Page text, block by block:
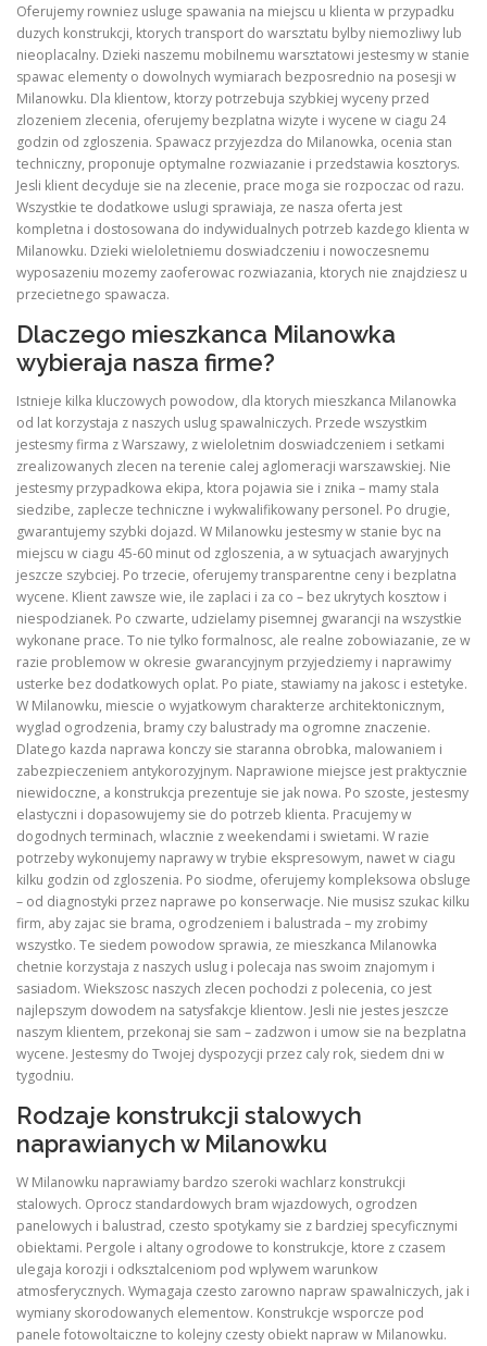
Oferujemy rowniez usluge spawania na miejscu u klienta w przypadku
duzych konstrukcji, ktorych transport do warsztatu bylby niemozliwy lub
nieoplacalny. Dzieki naszemu mobilnemu warsztatowi jestesmy w stanie
spawac elementy o dowolnych wymiarach bezposrednio na posesji w
Milanowku. Dla klientow, ktorzy potrzebuja szybkiej wyceny przed
zlozeniem zlecenia, oferujemy bezplatna wizyte i wycene w ciagu 24
godzin od zgloszenia. Spawacz przyjezdza do Milanowka, ocenia stan
techniczny, proponuje optymalne rozwiazanie i przedstawia kosztorys.
Jesli klient decyduje sie na zlecenie, prace moga sie rozpoczac od razu.
Wszystkie te dodatkowe uslugi sprawiaja, ze nasza oferta jest
kompletna i dostosowana do indywidualnych potrzeb kazdego klienta w
Milanowku. Dzieki wieloletniemu doswiadczeniu i nowoczesnemu
wyposazeniu mozemy zaoferowac rozwiazania, ktorych nie znajdziesz u
przecietnego spawacza.
Dlaczego mieszkanca Milanowka
wybieraja nasza firme?
Istnieje kilka kluczowych powodow, dla ktorych mieszkanca Milanowka
od lat korzystaja z naszych uslug spawalniczych. Przede wszystkim
jestesmy firma z Warszawy, z wieloletnim doswiadczeniem i setkami
zrealizowanych zlecen na terenie calej aglomeracji warszawskiej. Nie
jestesmy przypadkowa ekipa, ktora pojawia sie i znika – mamy stala
siedzibe, zaplecze techniczne i wykwalifikowany personel. Po drugie,
gwarantujemy szybki dojazd. W Milanowku jestesmy w stanie byc na
miejscu w ciagu 45-60 minut od zgloszenia, a w sytuacjach awaryjnych
jeszcze szybciej. Po trzecie, oferujemy transparentne ceny i bezplatna
wycene. Klient zawsze wie, ile zaplaci i za co – bez ukrytych kosztow i
niespodzianek. Po czwarte, udzielamy pisemnej gwarancji na wszystkie
wykonane prace. To nie tylko formalnosc, ale realne zobowiazanie, ze w
razie problemow w okresie gwarancyjnym przyjedziemy i naprawimy
usterke bez dodatkowych oplat. Po piate, stawiamy na jakosc i estetyke.
W Milanowku, miescie o wyjatkowym charakterze architektonicznym,
wyglad ogrodzenia, bramy czy balustrady ma ogromne znaczenie.
Dlatego kazda naprawa konczy sie staranna obrobka, malowaniem i
zabezpieczeniem antykorozyjnym. Naprawione miejsce jest praktycznie
niewidoczne, a konstrukcja prezentuje sie jak nowa. Po szoste, jestesmy
elastyczni i dopasowujemy sie do potrzeb klienta. Pracujemy w
dogodnych terminach, wlacznie z weekendami i swietami. W razie
potrzeby wykonujemy naprawy w trybie ekspresowym, nawet w ciagu
kilku godzin od zgloszenia. Po siodme, oferujemy kompleksowa obsluge
– od diagnostyki przez naprawe po konserwacje. Nie musisz szukac kilku
firm, aby zajac sie brama, ogrodzeniem i balustrada – my zrobimy
wszystko. Te siedem powodow sprawia, ze mieszkanca Milanowka
chetnie korzystaja z naszych uslug i polecaja nas swoim znajomym i
sasiadom. Wiekszosc naszych zlecen pochodzi z polecenia, co jest
najlepszym dowodem na satysfakcje klientow. Jesli nie jestes jeszcze
naszym klientem, przekonaj sie sam – zadzwon i umow sie na bezplatna
wycene. Jestesmy do Twojej dyspozycji przez caly rok, siedem dni w
tygodniu.
Rodzaje konstrukcji stalowych
naprawianych w Milanowku
W Milanowku naprawiamy bardzo szeroki wachlarz konstrukcji
stalowych. Oprocz standardowych bram wjazdowych, ogrodzen
panelowych i balustrad, czesto spotykamy sie z bardziej specyficznymi
obiektami. Pergole i altany ogrodowe to konstrukcje, ktore z czasem
ulegaja korozji i odksztalceniom pod wplywem warunkow
atmosferycznych. Wymagaja czesto zarowno napraw spawalniczych, jak i
wymiany skorodowanych elementow. Konstrukcje wsporcze pod
panele fotowoltaiczne to kolejny czesty obiekt napraw w Milanowku.